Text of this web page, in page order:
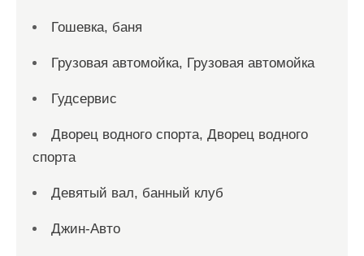
Гошевка, баня
Грузовая автомойка, Грузовая автомойка
Гудсервис
Дворец водного спорта, Дворец водного
спорта
Девятый вал, банный клуб
Джин-Авто